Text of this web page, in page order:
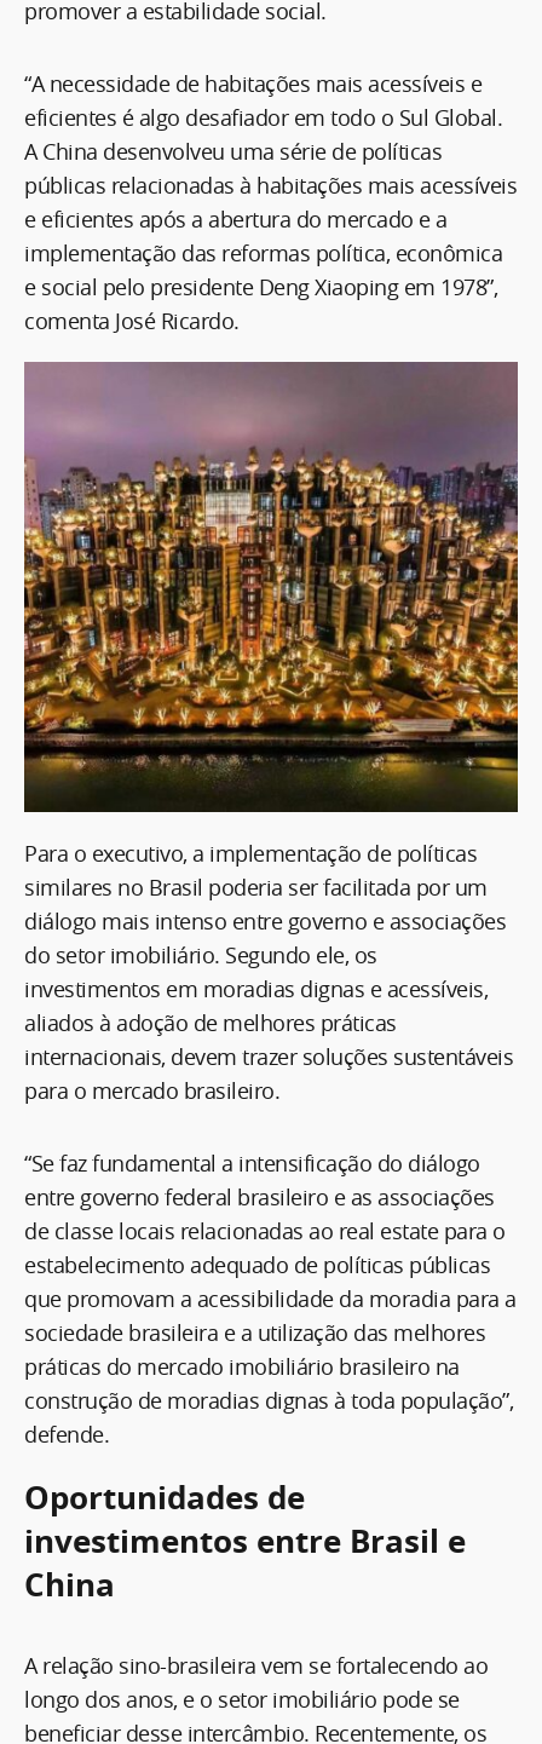
promover a estabilidade social.
“A necessidade de habitações mais acessíveis e
eficientes é algo desafiador em todo o Sul Global.
A China desenvolveu uma série de políticas
públicas relacionadas à habitações mais acessíveis
e eficientes após a abertura do mercado e a
implementação das reformas política, econômica
e social pelo presidente Deng Xiaoping em 1978”,
comenta José Ricardo.
Para o executivo, a implementação de políticas
similares no Brasil poderia ser facilitada por um
diálogo mais intenso entre governo e associações
do setor imobiliário. Segundo ele, os
investimentos em moradias dignas e acessíveis,
aliados à adoção de melhores práticas
internacionais, devem trazer soluções sustentáveis
para o mercado brasileiro.
“Se faz fundamental a intensificação do diálogo
entre governo federal brasileiro e as associações
de classe locais relacionadas ao real estate para o
estabelecimento adequado de políticas públicas
que promovam a acessibilidade da moradia para a
sociedade brasileira e a utilização das melhores
práticas do mercado imobiliário brasileiro na
construção de moradias dignas à toda população”,
defende.
Oportunidades de
investimentos entre Brasil e
China
A relação sino-brasileira vem se fortalecendo ao
longo dos anos, e o setor imobiliário pode se
beneficiar desse intercâmbio. Recentemente, os